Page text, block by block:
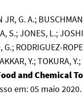
G. A.;
S.; JONES, L.;
RODRIGUEZ-
Y.; TOKURA,
and Chemical
em: 05 maio 2020.